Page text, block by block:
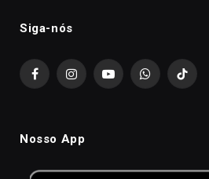
Siga-nós
FacebookInstagramYouTubeWhatsAppTikTok
Nosso App